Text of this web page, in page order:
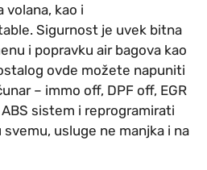
volana, kao i
Sigurnost je uvek bitna
i popravku air bagova kao
ovde možete napuniti
– immo off, DPF off, EGR
sistem i reprogramirati
usluge ne manjka i na